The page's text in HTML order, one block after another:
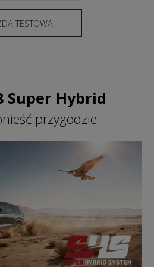
TESTOWA
Super Hybrid
przygodzie